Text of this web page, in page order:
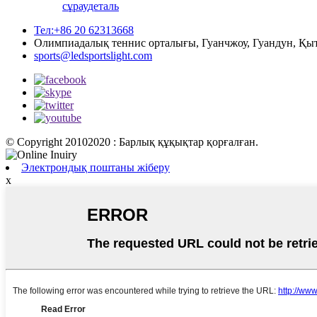
сұраудеталь
Тел:+86 20 62313668
Олимпиадалық теннис орталығы, Гуанчжоу, Гуандун,
sports@ledsportslight.com
© Copyright 20102020 : Барлық құқықтар қорғалған.
Электрондық поштаны жіберу
x